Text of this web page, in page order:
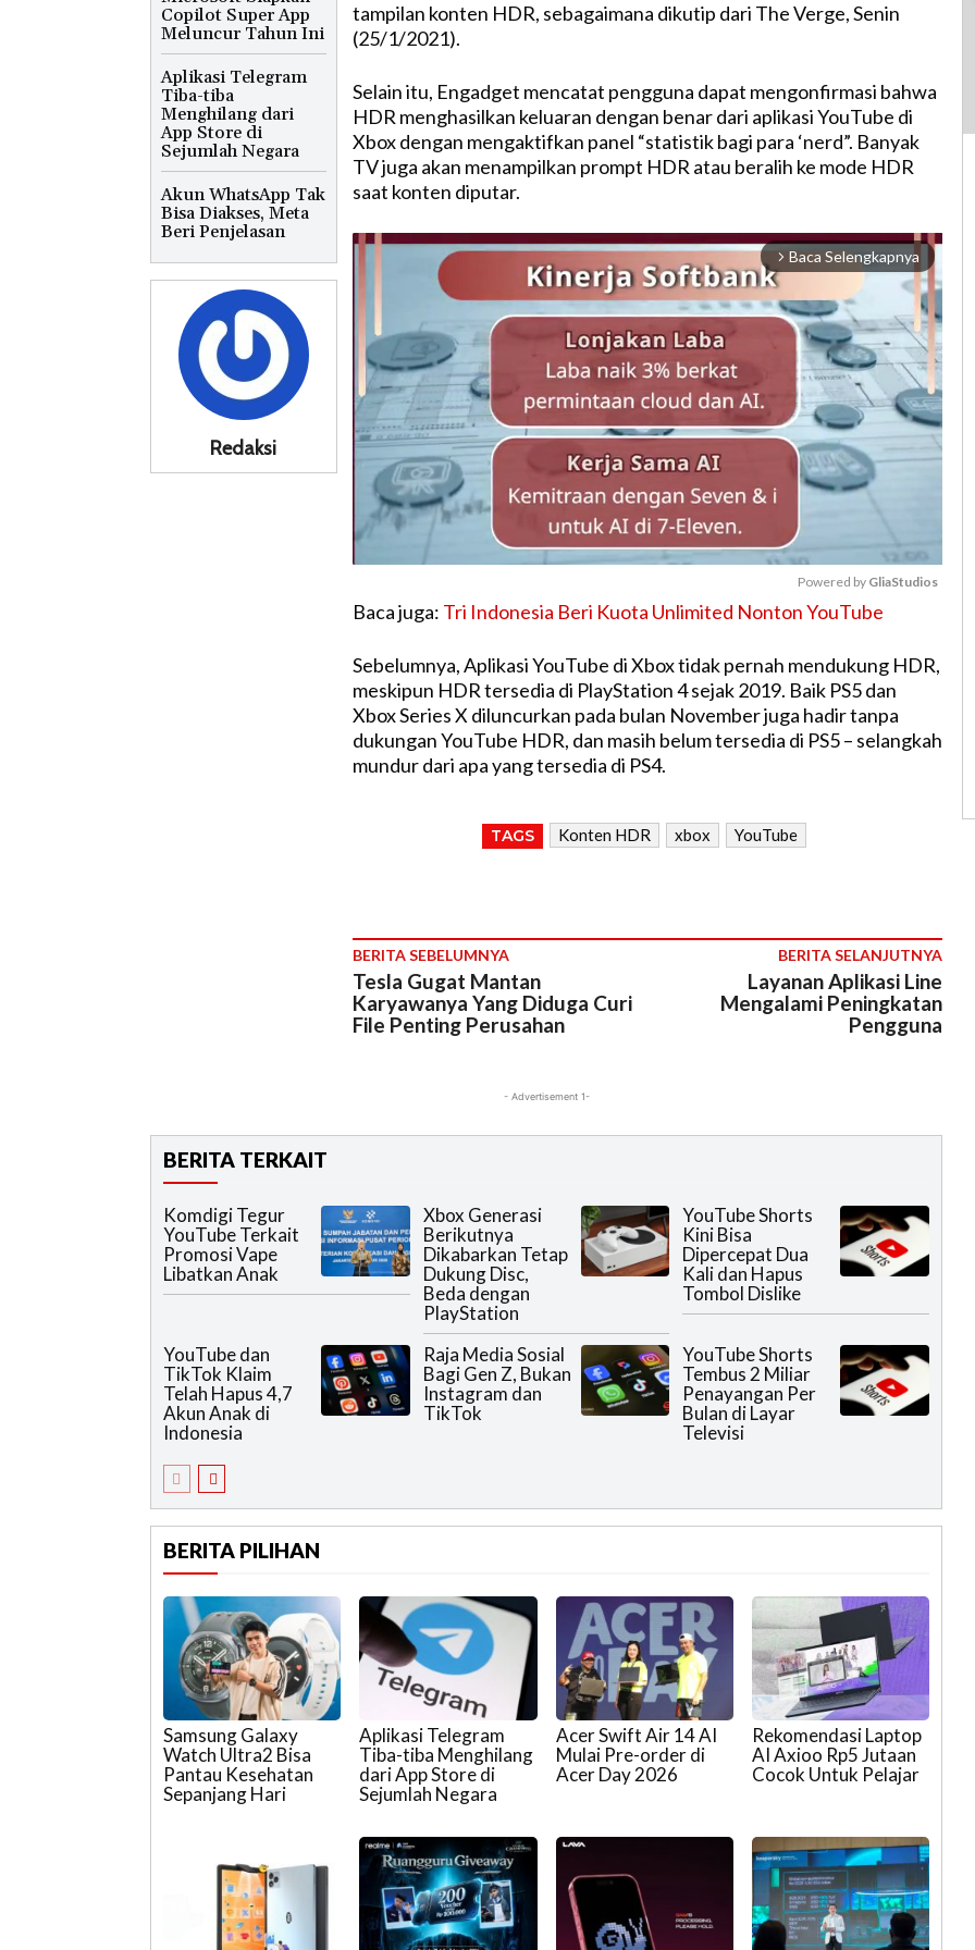
Copilot Super App
Meluncur Tahun Ini
Aplikasi Telegram
Tiba-tiba
Menghilang dari
App Store di
Sejumlah Negara
Akun WhatsApp Tak
Bisa Diakses, Meta
Beri Penjelasan
Redaksi
tampilan konten HDR, sebagaimana dikutip dari The Verge, Senin
(25/1/2021).
Selain itu, Engadget mencatat pengguna dapat mengonfirmasi bahwa
HDR menghasilkan keluaran dengan benar dari aplikasi YouTube di
Xbox dengan mengaktifkan panel “statistik bagi para ‘nerd”. Banyak
TV juga akan menampilkan prompt HDR atau beralih ke mode HDR
saat konten diputar.
arrow_forward_ios Baca Selengkapnya
u
t
e
Powered by GliaStudios
Baca juga: Tri Indonesia Beri Kuota Unlimited Nonton YouTube
Sebelumnya, Aplikasi YouTube di Xbox tidak pernah mendukung HDR,
meskipun HDR tersedia di PlayStation 4 sejak 2019. Baik PS5 dan
Xbox Series X diluncurkan pada bulan November juga hadir tanpa
dukungan YouTube HDR, dan masih belum tersedia di PS5 – selangkah
mundur dari apa yang tersedia di PS4.
TAGS Konten HDR xbox YouTube
BERITA SEBELUMNYA
Tesla Gugat Mantan
Karyawanya Yang Diduga Curi
File Penting Perusahan
BERITA SELANJUTNYA
Layanan Aplikasi Line
Mengalami Peningkatan
Pengguna
- Advertisement 1-
BERITA TERKAIT
Komdigi Tegur
YouTube Terkait
Promosi Vape
Libatkan Anak
Xbox Generasi
Berikutnya
Dikabarkan Tetap
Dukung Disc,
Beda dengan
PlayStation
YouTube Shorts
Kini Bisa
Dipercepat Dua
Kali dan Hapus
Tombol Dislike
YouTube dan
TikTok Klaim
Telah Hapus 4,7
Akun Anak di
Indonesia
Raja Media Sosial
Bagi Gen Z, Bukan
Instagram dan
TikTok
YouTube Shorts
Tembus 2 Miliar
Penayangan Per
Bulan di Layar
Televisi
BERITA PILIHAN
Samsung Galaxy
Watch Ultra2 Bisa
Pantau Kesehatan
Sepanjang Hari
Aplikasi Telegram
Tiba-tiba Menghilang
dari App Store di
Sejumlah Negara
Acer Swift Air 14 AI
Mulai Pre-order di
Acer Day 2026
Rekomendasi Laptop
AI Axioo Rp5 Jutaan
Cocok Untuk Pelajar